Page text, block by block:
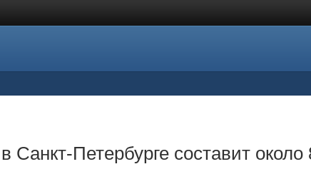
Санкт-Петербурге составит